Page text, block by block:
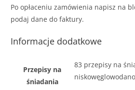
Po opłaceniu zamówienia napisz na
podaj dane do faktury.
Informacje dodatkowe
Przepisy na
śniadania
83 przepisy na